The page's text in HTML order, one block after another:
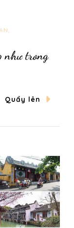
như trong
Quẩy lên